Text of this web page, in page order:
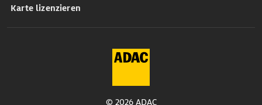
Karte lizenzieren
© 2026 ADAC